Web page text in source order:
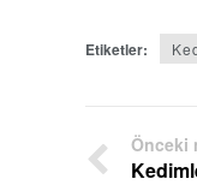
Etiketler:
Önceki